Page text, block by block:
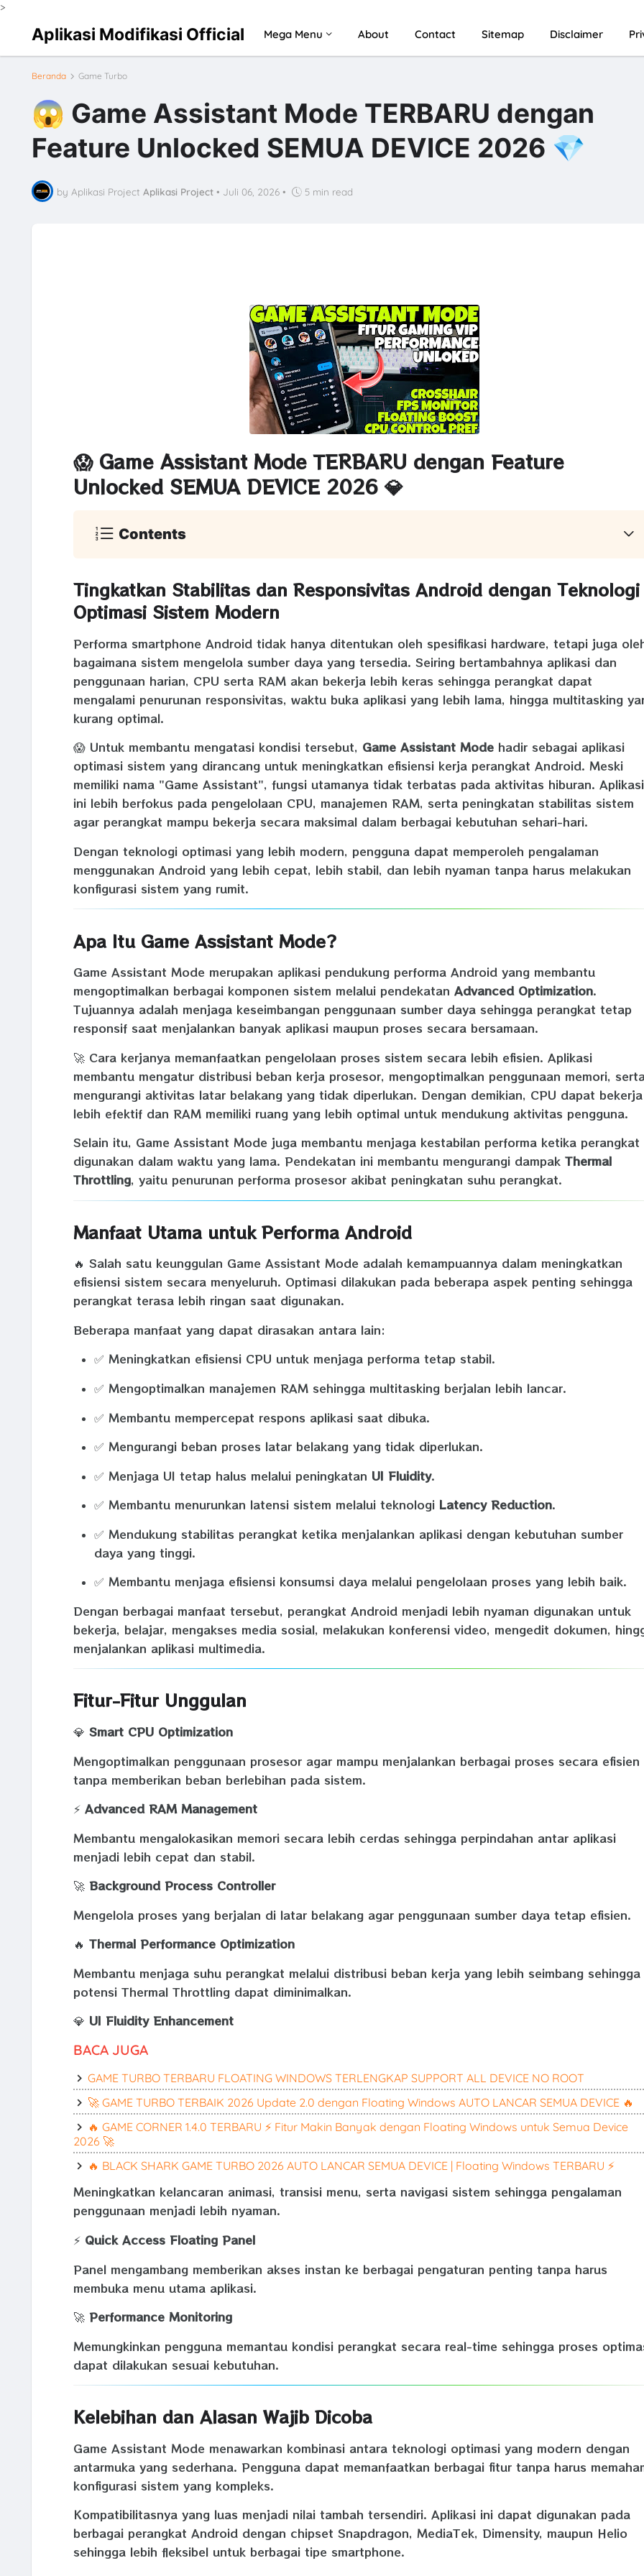
>
Aplikasi Modifikasi Official Mega Menu About Contact Sitemap Disclaimer
Beranda Game Turbo
😱 Game Assistant Mode TERBARU dengan
Feature Unlocked SEMUA DEVICE 2026 💎
by Aplikasi Project Aplikasi Project • Juli 06, 2026 • 5 min read
😱 Game Assistant ModeTERBARU dengan Feature
Unlocked SEMUA DEVICE2026 💎
Contents
Tingkatkan Stabilitas dan Responsivitas Android dengan Teknologi
Optimasi Sistem Modern
Performa smartphone Android tidak hanya ditentukan oleh spesifikasi hardware, tetapi juga
bagaimana sistem mengelola sumber daya yang tersedia. Seiring bertambahnya aplikasi dan
penggunaan harian, CPU serta RAM akan bekerja lebih keras sehingga perangkat dapat
mengalami penurunan responsivitas, waktu buka aplikasi yang lebih lama, hingga multitasking
kurang optimal.
😱 Untuk membantu mengatasi kondisi tersebut, Game Assistant Modehadir sebagai aplikasi
optimasi sistem yang dirancang untuk meningkatkan efisiensi kerja perangkat Android. Meski
memiliki nama "Game Assistant", fungsi utamanya tidak terbatas pada aktivitas hiburan. Aplikasi
ini lebih berfokus pada pengelolaan CPU, manajemen RAM, serta peningkatan stabilitas sistem
agar perangkat mampu bekerja secara maksimal dalam berbagai kebutuhan sehari-hari.
Dengan teknologi optimasi yang lebih modern, pengguna dapat memperoleh pengalaman
menggunakan Android yang lebih cepat, lebih stabil, dan lebih nyaman tanpa harus melakukan
konfigurasi sistem yang rumit.
Apa Itu Game Assistant Mode?
Game Assistant Mode merupakan aplikasi pendukung performa Android yang membantu
mengoptimalkan berbagai komponen sistem melalui pendekatan Advanced Optimization.
Tujuannya adalah menjaga keseimbangan penggunaan sumber daya sehingga perangkat tetap
responsif saat menjalankan banyak aplikasi maupun proses secara bersamaan.
🚀 Cara kerjanya memanfaatkan pengelolaan proses sistem secara lebih efisien. Aplikasi
membantu mengatur distribusi beban kerja prosesor, mengoptimalkan penggunaan memori,
mengurangi aktivitas latar belakang yang tidak diperlukan. Dengan demikian, CPU dapat bekerja
lebih efektif dan RAM memiliki ruang yang lebih optimal untuk mendukung aktivitas pengguna.
Selain itu, Game Assistant Mode juga membantu menjaga kestabilan performa ketika perangkat
digunakan dalam waktu yang lama. Pendekatan ini membantu mengurangi dampak Thermal
Throttling, yaitu penurunan performa prosesor akibat peningkatan suhu perangkat.
Manfaat Utama untuk Performa Android
🔥 Salah satu keunggulan Game Assistant Mode adalah kemampuannya dalam meningkatkan
efisiensi sistem secara menyeluruh. Optimasi dilakukan pada beberapa aspek penting sehingga
perangkat terasa lebih ringan saat digunakan.
Beberapa manfaat yang dapat dirasakan antara lain:
✅ Meningkatkan efisiensi CPU untuk menjaga performa tetap stabil.
✅ Mengoptimalkan manajemen RAM sehingga multitasking berjalan lebih lancar.
✅ Membantu mempercepat respons aplikasi saat dibuka.
✅ Mengurangi beban proses latar belakang yang tidak diperlukan.
✅ Menjaga UI tetap halus melalui peningkatan UI Fluidity.
✅ Membantu menurunkan latensi sistem melalui teknologi Latency Reduction.
✅ Mendukung stabilitas perangkat ketika menjalankan aplikasi dengan kebutuhan sumber
daya yang tinggi.
✅ Membantu menjaga efisiensi konsumsi daya melalui pengelolaan proses yang lebih baik.
Dengan berbagai manfaat tersebut, perangkat Android menjadi lebih nyaman digunakan untuk
bekerja, belajar, mengakses media sosial, melakukan konferensi video, mengedit dokumen,
menjalankan aplikasi multimedia.
Fitur-Fitur Unggulan
💎 Smart CPU Optimization
Mengoptimalkan penggunaan prosesor agar mampu menjalankan berbagai proses secara efisien
tanpa memberikan beban berlebihan pada sistem.
⚡ Advanced RAM Management
Membantu mengalokasikan memori secara lebih cerdas sehingga perpindahan antar aplikasi
menjadi lebih cepat dan stabil.
🚀 Background Process Controller
Mengelola proses yang berjalan di latar belakang agar penggunaan sumber daya tetap efisien.
🔥 Thermal Performance Optimization
Membantu menjaga suhu perangkat melalui distribusi beban kerja yang lebih seimbang sehingga
potensi Thermal Throttling dapat diminimalkan.
💎 UI Fluidity Enhancement
BACA JUGA
GAME TURBO TERBARU FLOATING WINDOWS TERLENGKAP SUPPORT ALL DEVICE NO ROOT
🚀 GAME TURBO TERBAIK 2026 Update 2.0 dengan Floating Windows AUTO LANCAR SEMUA DEVICE 🔥
🔥 GAME CORNER 1.4.0 TERBARU ⚡ Fitur Makin Banyak dengan Floating Windows untuk Semua Device
2026 🚀
🔥 BLACK SHARK GAME TURBO 2026 AUTO LANCAR SEMUA DEVICE | Floating Windows TERBARU ⚡
Meningkatkan kelancaran animasi, transisi menu, serta navigasi sistem sehingga pengalaman
penggunaan menjadi lebih nyaman.
⚡ Quick Access Floating Panel
Panel mengambang memberikan akses instan ke berbagai pengaturan penting tanpa harus
membuka menu utama aplikasi.
🚀 Performance Monitoring
Memungkinkan pengguna memantau kondisi perangkat secara real-time sehingga proses
dapat dilakukan sesuai kebutuhan.
Kelebihan dan Alasan Wajib Dicoba
Game Assistant Mode menawarkan kombinasi antara teknologi optimasi yang modern dengan
antarmuka yang sederhana. Pengguna dapat memanfaatkan berbagai fitur tanpa harus
konfigurasi sistem yang kompleks.
Kompatibilitasnya yang luas menjadi nilai tambah tersendiri. Aplikasi ini dapat digunakan pada
berbagai perangkat Android dengan chipset Snapdragon, MediaTek, Dimensity, maupun Helio
sehingga lebih fleksibel untuk berbagai tipe smartphone.